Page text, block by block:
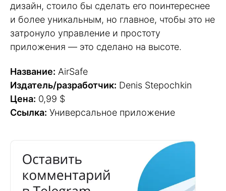
дизайн, стоило бы сделать его поинтереснее
и более уникальным, но главное, чтобы это не
затронуло управление и простоту
приложения — это сделано на высоте.
Название: AirSafe
Издатель/разработчик: Denis Stepochkin
Цена: 0,99 $
Ссылка: Универсальное приложение